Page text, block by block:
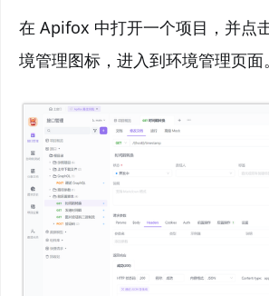
在 Apifox 中打开一个项目，并点
境管理图标，进入到环境管理页面。